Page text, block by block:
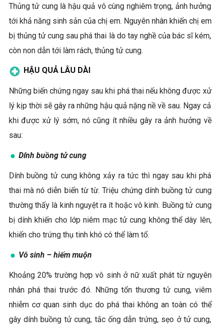
Thủng tử cung là hậu quả vô cùng nghiêm trọng, ảnh hưởng
tới khả năng sinh sản của chị em. Nguyên nhân khiến chị em
bị thủng tử cung sau phá thai là do tay nghề của bác sĩ kém,
còn non dẫn tới làm rách, thủng tử cung.
HẬU QUẢ LÂU DÀI
Những biến chứng ngay sau khi phá thai nếu không được xử
lý kịp thời sẽ gây ra những hậu quả nặng nề về sau. Ngay cả
khi được xử lý sớm, nó cũng ít nhiều gây ra ảnh hưởng về
sau:
Dính buồng tử cung
Dính buồng tử cung không xảy ra tức thì ngay sau khi phá
thai mà nó diễn biến từ từ. Triệu chứng dính buồng tử cung
thường thấy là kinh nguyệt ra ít hoặc vô kinh. Buồng tử cung
bị dính khiến cho lớp niêm mạc tử cung không thể dày lên,
khiến cho trứng thụ tinh khó có thể làm tổ.
Vô sinh – hiếm muộn
Khoảng 20% trường hợp vô sinh ở nữ xuất phát từ nguyên
nhân phá thai trước đó. Những tổn thương tử cung, viêm
nhiễm cơ quan sinh dục do phá thai không an toàn có thể
gây dính buồng tử cung, tắc ống dẫn trứng, sẹo ở tử cung,